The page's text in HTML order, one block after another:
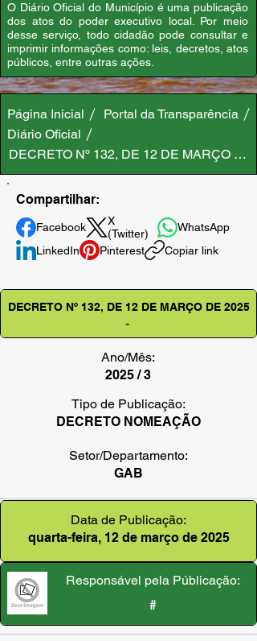
O Diário Oficial do Município é uma publicação
dos atos do poder executivo local. Por meio
desse serviço, todo cidadão pode consultar e
imprimir informações como: leis, decretos, atos
públicos, entre outras ações.
Página Inicial
Portal da Transparência
Diário Oficial
DECRETO Nº 132, DE 12 DE MARÇO DE
Compartilhar:
Facebook
X
(Twitter)
WhatsApp
LinkedIn
Pinterest Copiar link
DECRETO Nº 132, DE 12 DE MARÇO DE 2025
-
Ano/Mês:
2025 / 3
Tipo de Publicação:
DECRETO NOMEAÇÃO
Setor/Departamento:
GAB
Data de Publicação:
quarta-feira, 12 de março de 2025
Responsável pela Públicação:
#